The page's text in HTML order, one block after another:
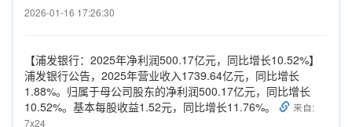
2026-01-16 17:26:30
【浦发银行：2025年净利润500.17亿元，同比增长10.52%】
浦发银行公告，2025年营业收入1739.64亿元，同比增长
1.88%。归属于母公司股东的净利润500.17亿元，同比增长
10.52%。基本每股收益1.52元，同比增长11.76%。
来自:
7x24